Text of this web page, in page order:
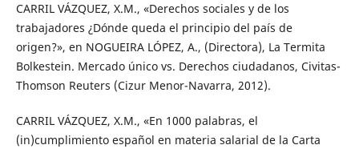
CARRIL VÁZQUEZ, X.M., «Derechos sociales y de los
trabajadores ¿Dónde queda el principio del país de
origen?», en NOGUEIRA LÓPEZ, A., (Directora), La Termita
Bolkestein. Mercado único vs. Derechos ciudadanos, Civitas-
Thomson Reuters (Cizur Menor-Navarra, 2012).
CARRIL VÁZQUEZ, X.M., «En 1000 palabras, el
(in)cumplimiento español en materia salarial de la Carta